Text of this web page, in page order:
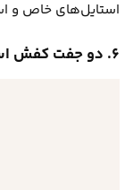
استایل‌های خاص و
۶. دو جفت کفش اسپرت مشکی و سفید داشته باشید